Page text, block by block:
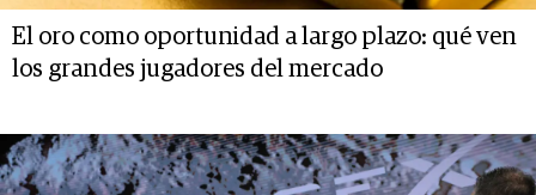
El oro como oportunidad a largo plazo: qué ven
los grandes jugadores del mercado